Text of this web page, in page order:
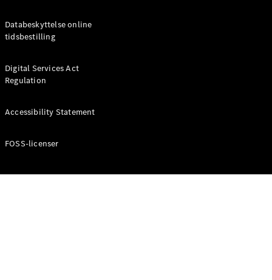
Databeskyttelse online
tidsbestilling
Digital Services Act
Regulation
Accessibility Statement
FOSS-licenser